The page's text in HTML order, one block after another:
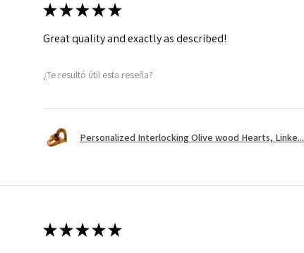
★★★★★
Great quality and exactly as described!
¿Te resultó útil esta reseña?
Personalized Interlocking Olive wood Hearts, Linke...
★★★★★